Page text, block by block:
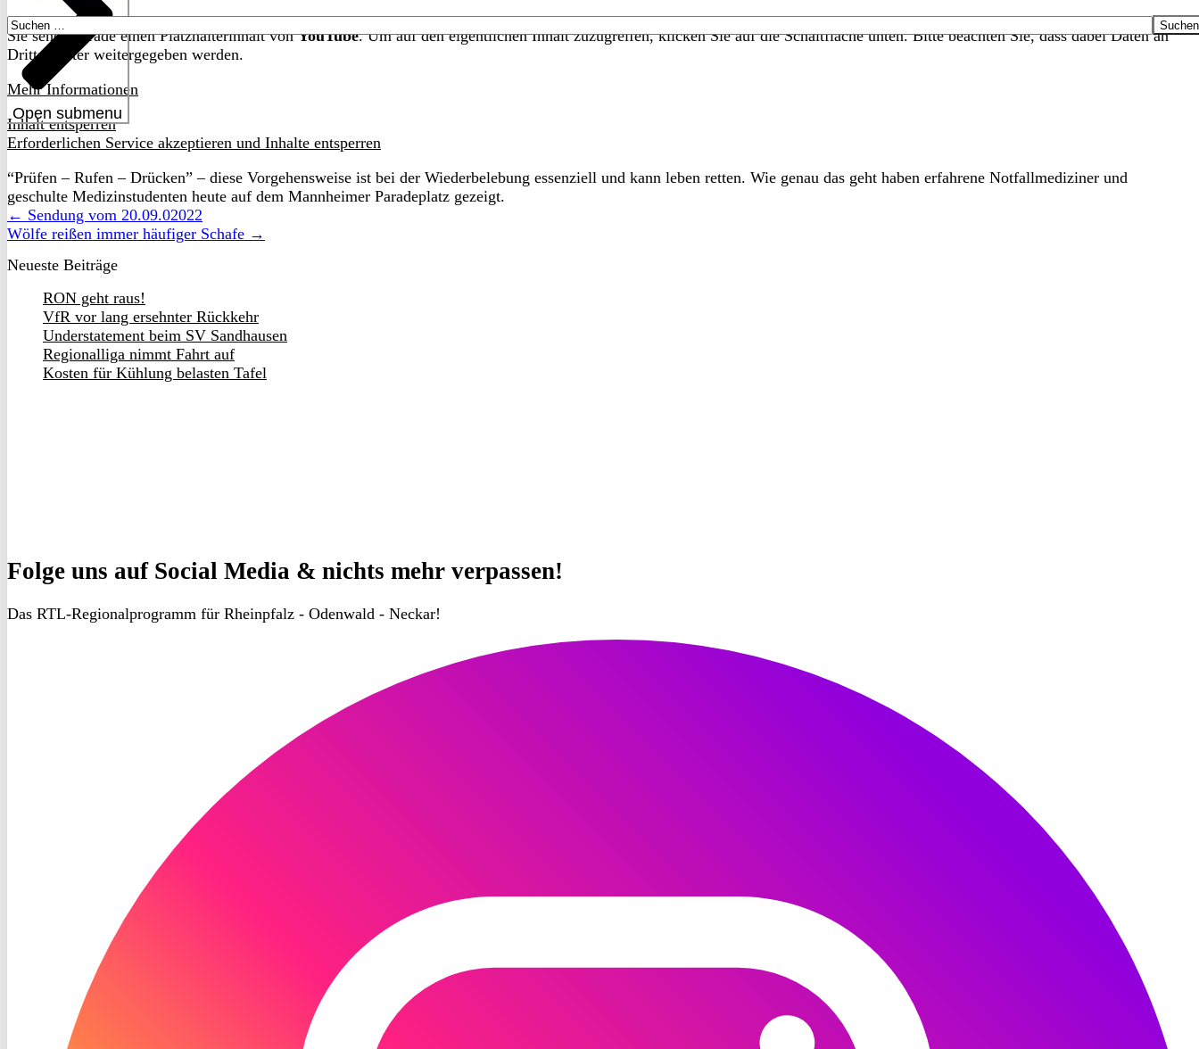
Open submenu
Suchen
nach:
Sie sehen gerade einen Platzhalterinhalt vonYouTube. Um auf den eigentlichen Inhalt zuzugreifen, klicken Sie auf die Schaltfläche unten. Bitte beachten Sie, dass dabei Daten an
Drittanbieter weitergegeben werden.
Mehr Informationen
Inhalt entsperren
Erforderlichen Service akzeptieren und Inhalte entsperren
“Prüfen – Rufen – Drücken” – diese Vorgehensweise ist bei der Wiederbelebung essenziell und kann leben retten. Wie genau das geht haben erfahrene Notfallmediziner und
geschulte Medizinstudenten heute auf dem Mannheimer Paradeplatz gezeigt.
← Sendung vom 20.09.02022
Wölfe reißen immer häufiger Schafe →
Neueste Beiträge
RON geht raus!
VfR vor lang ersehnter Rückkehr
Understatement beim SV Sandhausen
Regionalliga nimmt Fahrt auf
Kosten für Kühlung belasten Tafel
Folge uns auf Social Media & nichts mehr verpassen!
Das RTL-Regionalprogramm für Rheinpfalz - Odenwald - Neckar!